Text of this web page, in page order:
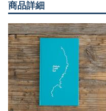
商品詳細